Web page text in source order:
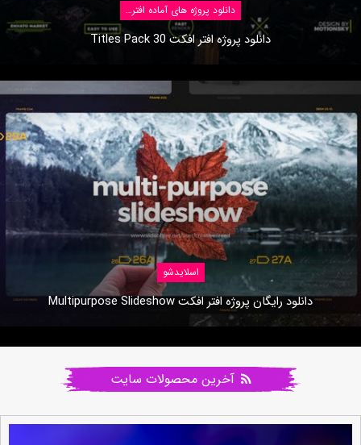
دانلود پروژه های آماده افتر افکت
دانلود پروژه افتر افکت 30 Titles Pack
اسلایدشو
دانلود رایگان پروژه افتر افکت Multipurpose Slideshow
آخرین محصولات سایت